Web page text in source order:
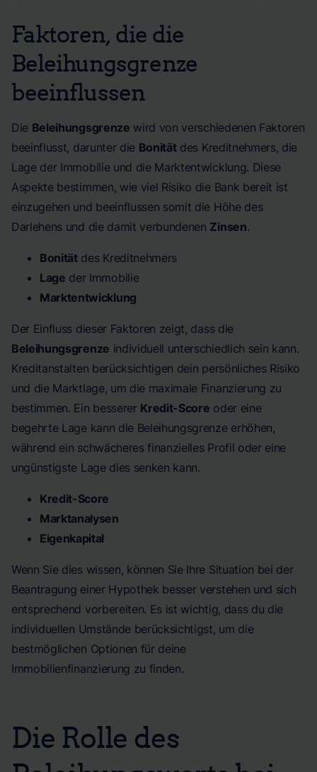
Faktoren, die die
Beleihungsgrenze
beeinflussen
Die Beleihungsgrenze wird von verschiedenen Faktoren
beeinflusst, darunter die Bonitätdes Kreditnehmers, die
Lage der Immobilie und die Marktentwicklung. Diese
Aspekte bestimmen, wie viel Risiko die Bank bereit ist
einzugehen und beeinflussen somit die Höhe des
Darlehens und die damit verbundenen Zinsen.
Bonitätdes Kreditnehmers
Lage der Immobilie
Marktentwicklung
Der Einfluss dieser Faktoren zeigt, dass die
Beleihungsgrenze individuell unterschiedlich sein kann.
Kreditanstalten berücksichtigen dein persönliches Risiko
und die Marktlage, um die maximale Finanzierung zu
bestimmen. Ein besserer Kredit-Score oder eine
begehrte Lage kann die Beleihungsgrenze erhöhen,
während ein schwächeres finanzielles Profil oder eine
ungünstigste Lage dies senken kann.
Kredit-Score
Marktanalysen
Eigenkapital
Wenn Sie dies wissen, können Sie Ihre Situation bei der
Beantragung einer Hypothek besser verstehen und sich
entsprechend vorbereiten. Es ist wichtig, dass du die
individuellen Umstände berücksichtigst, um die
bestmöglichen Optionen für deine
Immobilienfinanzierung zu finden.
Die Rolle des